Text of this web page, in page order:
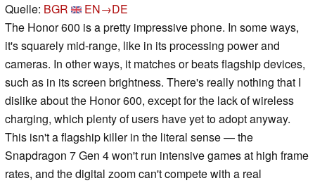
Quelle: BGR
EN→DE
The Honor 600 is a pretty impressive phone. In some ways,
it's squarely mid-range, like in its processing power and
cameras. In other ways, it matches or beats flagship devices,
such as in its screen brightness. There's really nothing that I
dislike about the Honor 600, except for the lack of wireless
charging, which plenty of users have yet to adopt anyway.
This isn't a flagship killer in the literal sense — the
Snapdragon 7 Gen 4 won't run intensive games at high frame
rates, and the digital zoom can't compete with a real